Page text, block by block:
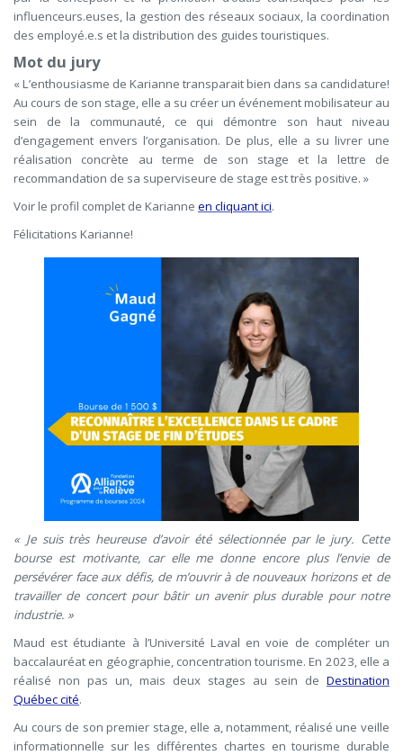
influenceurs.euses, la gestion des réseaux sociaux, la coordination
des employé.e.s et la distribution des guides touristiques.
Mot du jury
« L’enthousiasme de Karianne transparait bien dans sa candidature!
Au cours de son stage, elle a su créer un événement mobilisateur au
sein de la communauté, ce qui démontre son haut niveau
d’engagement envers l’organisation. De plus, elle a su livrer une
réalisation concrète au terme de son stage et la lettre de
recommandation de sa superviseure de stage est très positive. »
Voir le profil complet de Karianne en cliquant ici.
Félicitations Karianne!
« Je suis très heureuse d’avoir été sélectionnée par le jury. Cette
bourse est motivante, car elle me donne encore plus l’envie de
persévérer face aux défis, de m’ouvrir à de nouveaux horizons et de
travailler de concert pour bâtir un avenir plus durable pour notre
industrie. »
Maud est étudiante à l’Université Laval en voie de compléter un
baccalauréat en géographie, concentration tourisme. En 2023, elle a
réalisé non pas un, mais deux stages au sein de Destination
Québec cité.
Au cours de son premier stage, elle a, notamment, réalisé une veille
informationnelle sur les différentes chartes en tourisme durable